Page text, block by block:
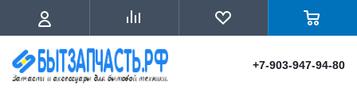
+7-903-947-94-80